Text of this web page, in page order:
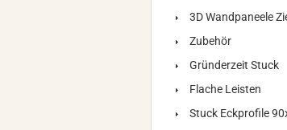
3D Wandpaneele
Zubehör
Gründerzeit Stuck
Flache Leisten
Stuck Eckprofile